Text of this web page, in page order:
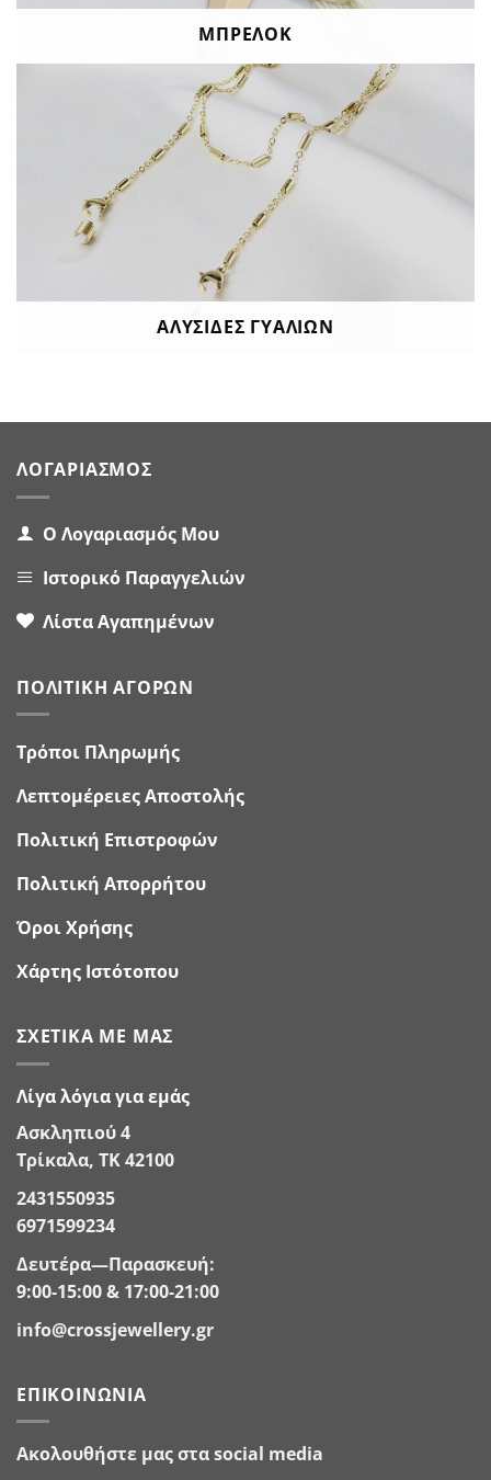
ΜΠΡΕΛΌΚ
ΑΛΥΣΊΔΕΣ ΓΥΑΛΙΏΝ
ΛΟΓΑΡΙΑΣΜΌΣ
Ο Λογαριασμός Μου
Ιστορικό Παραγγελιών
Λίστα Αγαπημένων
ΠΟΛΙΤΙΚΉ ΑΓΟΡΏΝ
Τρόποι Πληρωμής
Λεπτομέρειες Αποστολής
Πολιτική Επιστροφών
Πολιτική Απορρήτου
Όροι Χρήσης
Χάρτης Ιστότοπου
ΣΧΕΤΙΚΆ ΜΕ ΜΑΣ
Λίγα λόγια για εμάς
Ασκληπιού 4
Τρίκαλα, ΤΚ 42100
2431550935
6971599234
Δευτέρα—Παρασκευή:
9:00-15:00 & 17:00-21:00
info@crossjewellery.gr
ΕΠΙΚΟΙΝΩΝΊΑ
Ακολουθήστε μας στα social media